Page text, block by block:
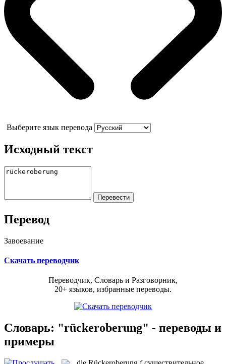
Выберите язык перевода
Исходный текст
Перевод
Завоевание
Скачать переводчик
Переводчик, Словарь и Разговорник,
20+ языков, избранные переводы.
Словарь: "rückeroberung" - переводы и
примеры